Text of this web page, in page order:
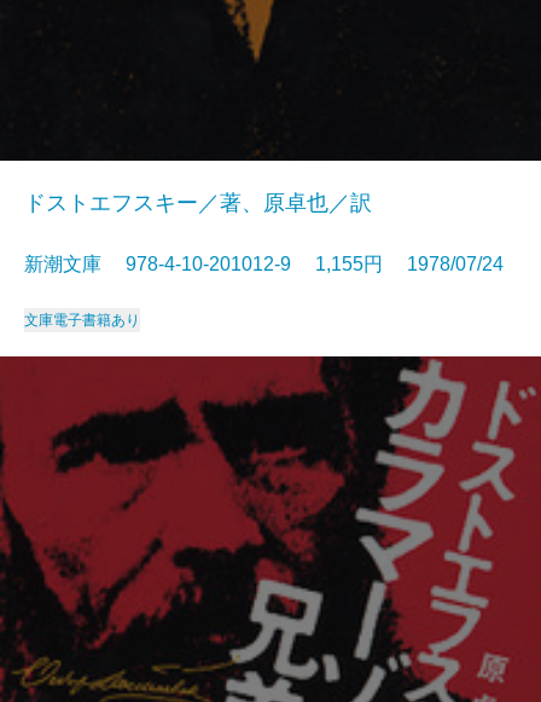
ドストエフスキー／著、原卓也／訳
新潮文庫 978-4-10-201012-9 1,155円 1978/07/24
文庫電子書籍あり